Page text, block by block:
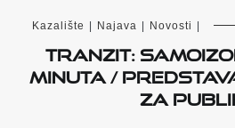
Kazalište | Najava | Novosti |
TranziT:
minuta /
za